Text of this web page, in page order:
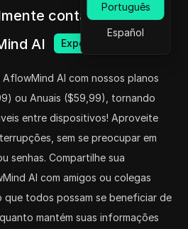
Português
Español
contas mensais e
AI
Experimente agora
AI com nossos planos
ou Anuais ($59,99), tornando
entre dispositivos! Aproveite
sem se preocupar em
senhas. Compartilhe sua
AI com amigos ou colegas
todos possam se beneficiar de
mantém suas informações